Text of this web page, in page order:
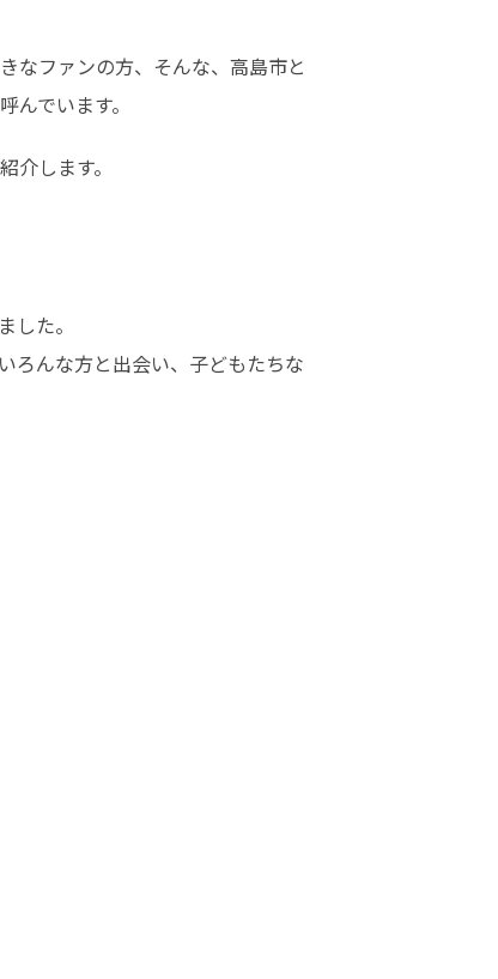
なファンの方、そんな、高島市と
でいます。
します。
た。
ろんな方と出会い、子どもたちな